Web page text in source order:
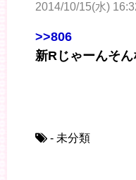
2014/10/15(水)
>>806
新Rじゃーんそん
- 未分類